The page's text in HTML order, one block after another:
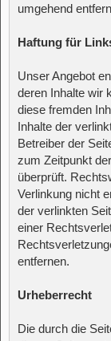
umgehend
Haftung für
Unser Angebot
deren Inhalte wir
diese fremden
Inhalte der
Betreiber der
zum Zeitpunkt
überprüft.
Verlinkung nicht
der verlinkten
einer
entfernen.
Urheberrecht
Die durch die